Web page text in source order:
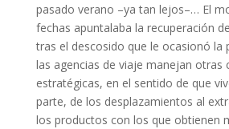
pasado verano –ya tan lejos–… El
fechas apuntalaba la recuperación
tras el descosido que le ocasionó la
las agencias de viaje manejan otras
estratégicas, en el sentido de que
parte, de los desplazamientos al
los productos con los que obtienen